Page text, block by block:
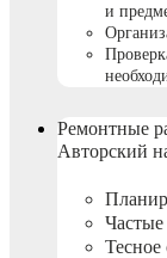
и
Ремонтные
Авторский
Частые
Тесное